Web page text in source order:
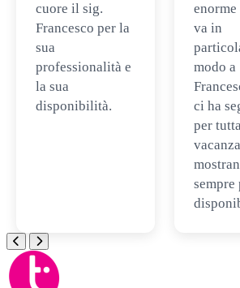
cuore il sig.
Francesco per la
sua
professionalità e
la sua
disponibilità.
va in
modo a
ci ha
per
sempre